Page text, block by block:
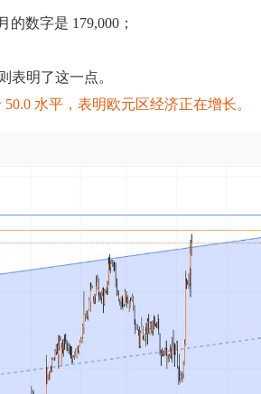
数字是 179,000；
表明了这一点。
水平，表明欧元区经济正在增长。